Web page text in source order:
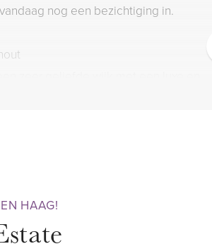
nog een bezichtiging in.
leuke restaurants en barretjes. Het is
zoals het Haagse Bos, Park
HAAG!